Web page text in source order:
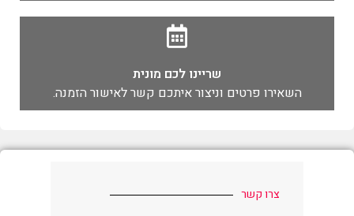
שריינו לכם מונית
השאירו פרטים וניצור איתכם קשר לאישור הזמנה.
צרו קשר